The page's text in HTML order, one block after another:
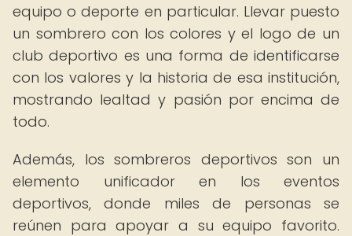
equipo o deporte en particular. Llevar puesto
un sombrero con los colores y el logo de un
club deportivo es una forma de identificarse
con los valores y la historia de esa institución,
mostrando lealtad y pasión por encima de
todo.
Además, los sombreros deportivos son un
elemento unificador en los eventos
deportivos, donde miles de personas se
reúnen para apoyar a su equipo favorito.